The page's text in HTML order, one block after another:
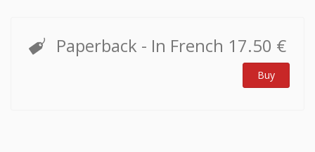
Paperback - In French 17.50 €
Buy